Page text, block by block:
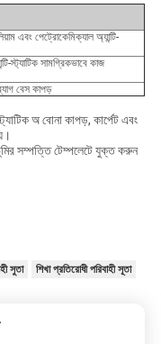
এবং পেট্রোকেমিক্যাল অ্যান্টি-
স্ট্যাটিক সামগ্রিকভাবে কাজ
ব্যাগ বেস কাপড়
অ বোনা কাপড়, কার্পেট এবং
সম্পত্তি টেম্পলেটে যুক্ত করুন
সুতা শিখা প্রতিরোধী পরিবাহী সূতা